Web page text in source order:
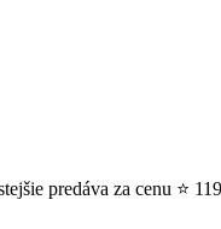
predáva za cenu ⭐